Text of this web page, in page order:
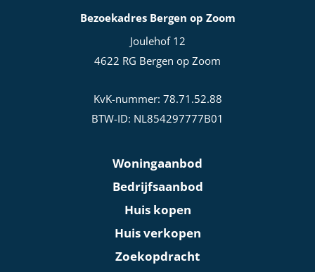
Bezoekadres Bergen op Zoom
Joulehof 12
4622 RG Bergen op Zoom
KvK-nummer: 78.71.52.88
BTW-ID: NL854297777B01
Woningaanbod
Bedrijfsaanbod
Huis kopen
Huis verkopen
Zoekopdracht